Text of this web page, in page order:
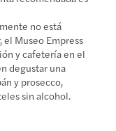
no está
Museo Empress
y cafetería en el
degustar una
y prosecco,
sin alcohol.